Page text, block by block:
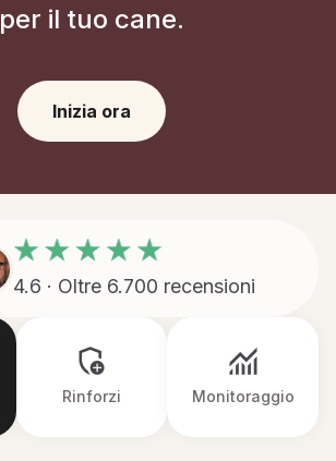
per il tuo cane.
Inizia ora
Rinforzi Monitoraggio
4.6 · Oltre 6.700 recensioni